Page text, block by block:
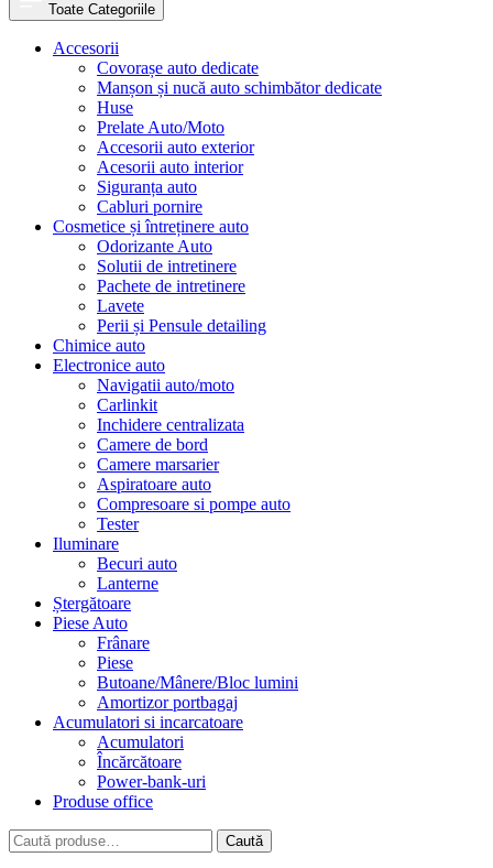
Toate Categoriile
Accesorii
Covorașe auto dedicate
Manșon și nucă auto schimbător dedicate
Huse
Prelate Auto/Moto
Accesorii auto exterior
Acesorii auto interior
Siguranța auto
Cabluri pornire
Cosmetice și întreținere auto
Odorizante Auto
Solutii de intretinere
Pachete de intretinere
Lavete
Perii și Pensule detailing
Chimice auto
Electronice auto
Navigatii auto/moto
Carlinkit
Inchidere centralizata
Camere de bord
Camere marsarier
Aspiratoare auto
Compresoare si pompe auto
Tester
Iluminare
Becuri auto
Lanterne
Ștergătoare
Piese Auto
Frânare
Piese
Butoane/Mânere/Bloc lumini
Amortizor portbagaj
Acumulatori si incarcatoare
Acumulatori
Încărcătoare
Power-bank-uri
Produse office
Caută
după:
Caută